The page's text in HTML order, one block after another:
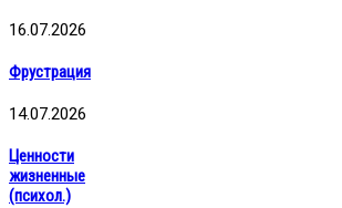
16.07.2026
Фрустрация
14.07.2026
Ценности
жизненные
(психол.)